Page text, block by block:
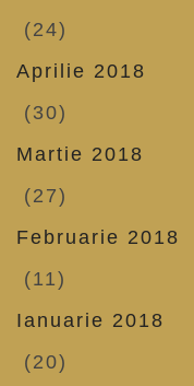
(24)
Aprilie 2018
(30)
Martie 2018
(27)
Februarie 2018
(11)
Ianuarie 2018
(20)